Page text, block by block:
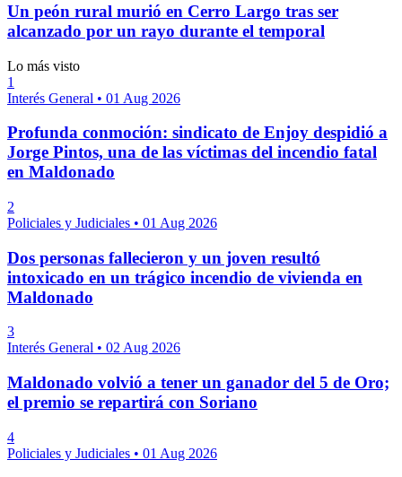
Un peón rural murió en Cerro Largo tras ser
alcanzado por un rayo durante el temporal
Lo más visto
1
Interés General • 01 Aug 2026
Profunda conmoción: sindicato de Enjoy despidió a
Jorge Pintos, una de las víctimas del incendio fatal
en Maldonado
2
Policiales y Judiciales • 01 Aug 2026
Dos personas fallecieron y un joven resultó
intoxicado en un trágico incendio de vivienda en
Maldonado
3
Interés General • 02 Aug 2026
Maldonado volvió a tener un ganador del 5 de Oro;
el premio se repartirá con Soriano
4
Policiales y Judiciales • 01 Aug 2026